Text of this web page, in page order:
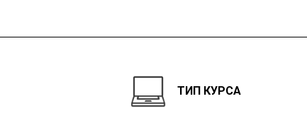
ТИП КУРСА